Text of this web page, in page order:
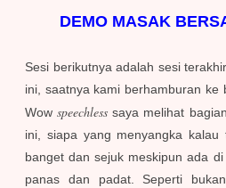
DEMO MASAK
Sesi berikutnya adalah sesi
ini, saatnya kami berhamburan ke
Wowspeechless saya melihat
ini, siapa yang menyangka
banget dan sejuk meskipun ada
panas dan padat. Seperti